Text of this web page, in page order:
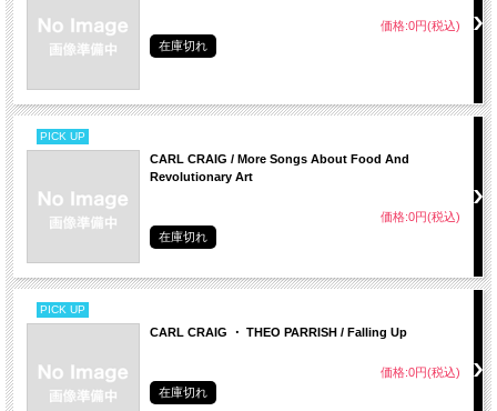
価格:0円(税込)
在庫切れ
PICK UP
CARL CRAIG / More Songs About Food And
Revolutionary Art
価格:0円(税込)
在庫切れ
PICK UP
CARL CRAIG ・ THEO PARRISH / Falling Up
価格:0円(税込)
在庫切れ